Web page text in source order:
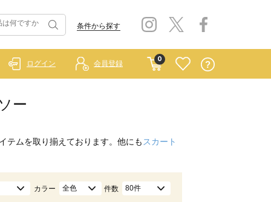
条件から探す
0
ログイン 会員登録
ー
テムを取り揃えております。他にも スカート
カラー 全色 件数 80件